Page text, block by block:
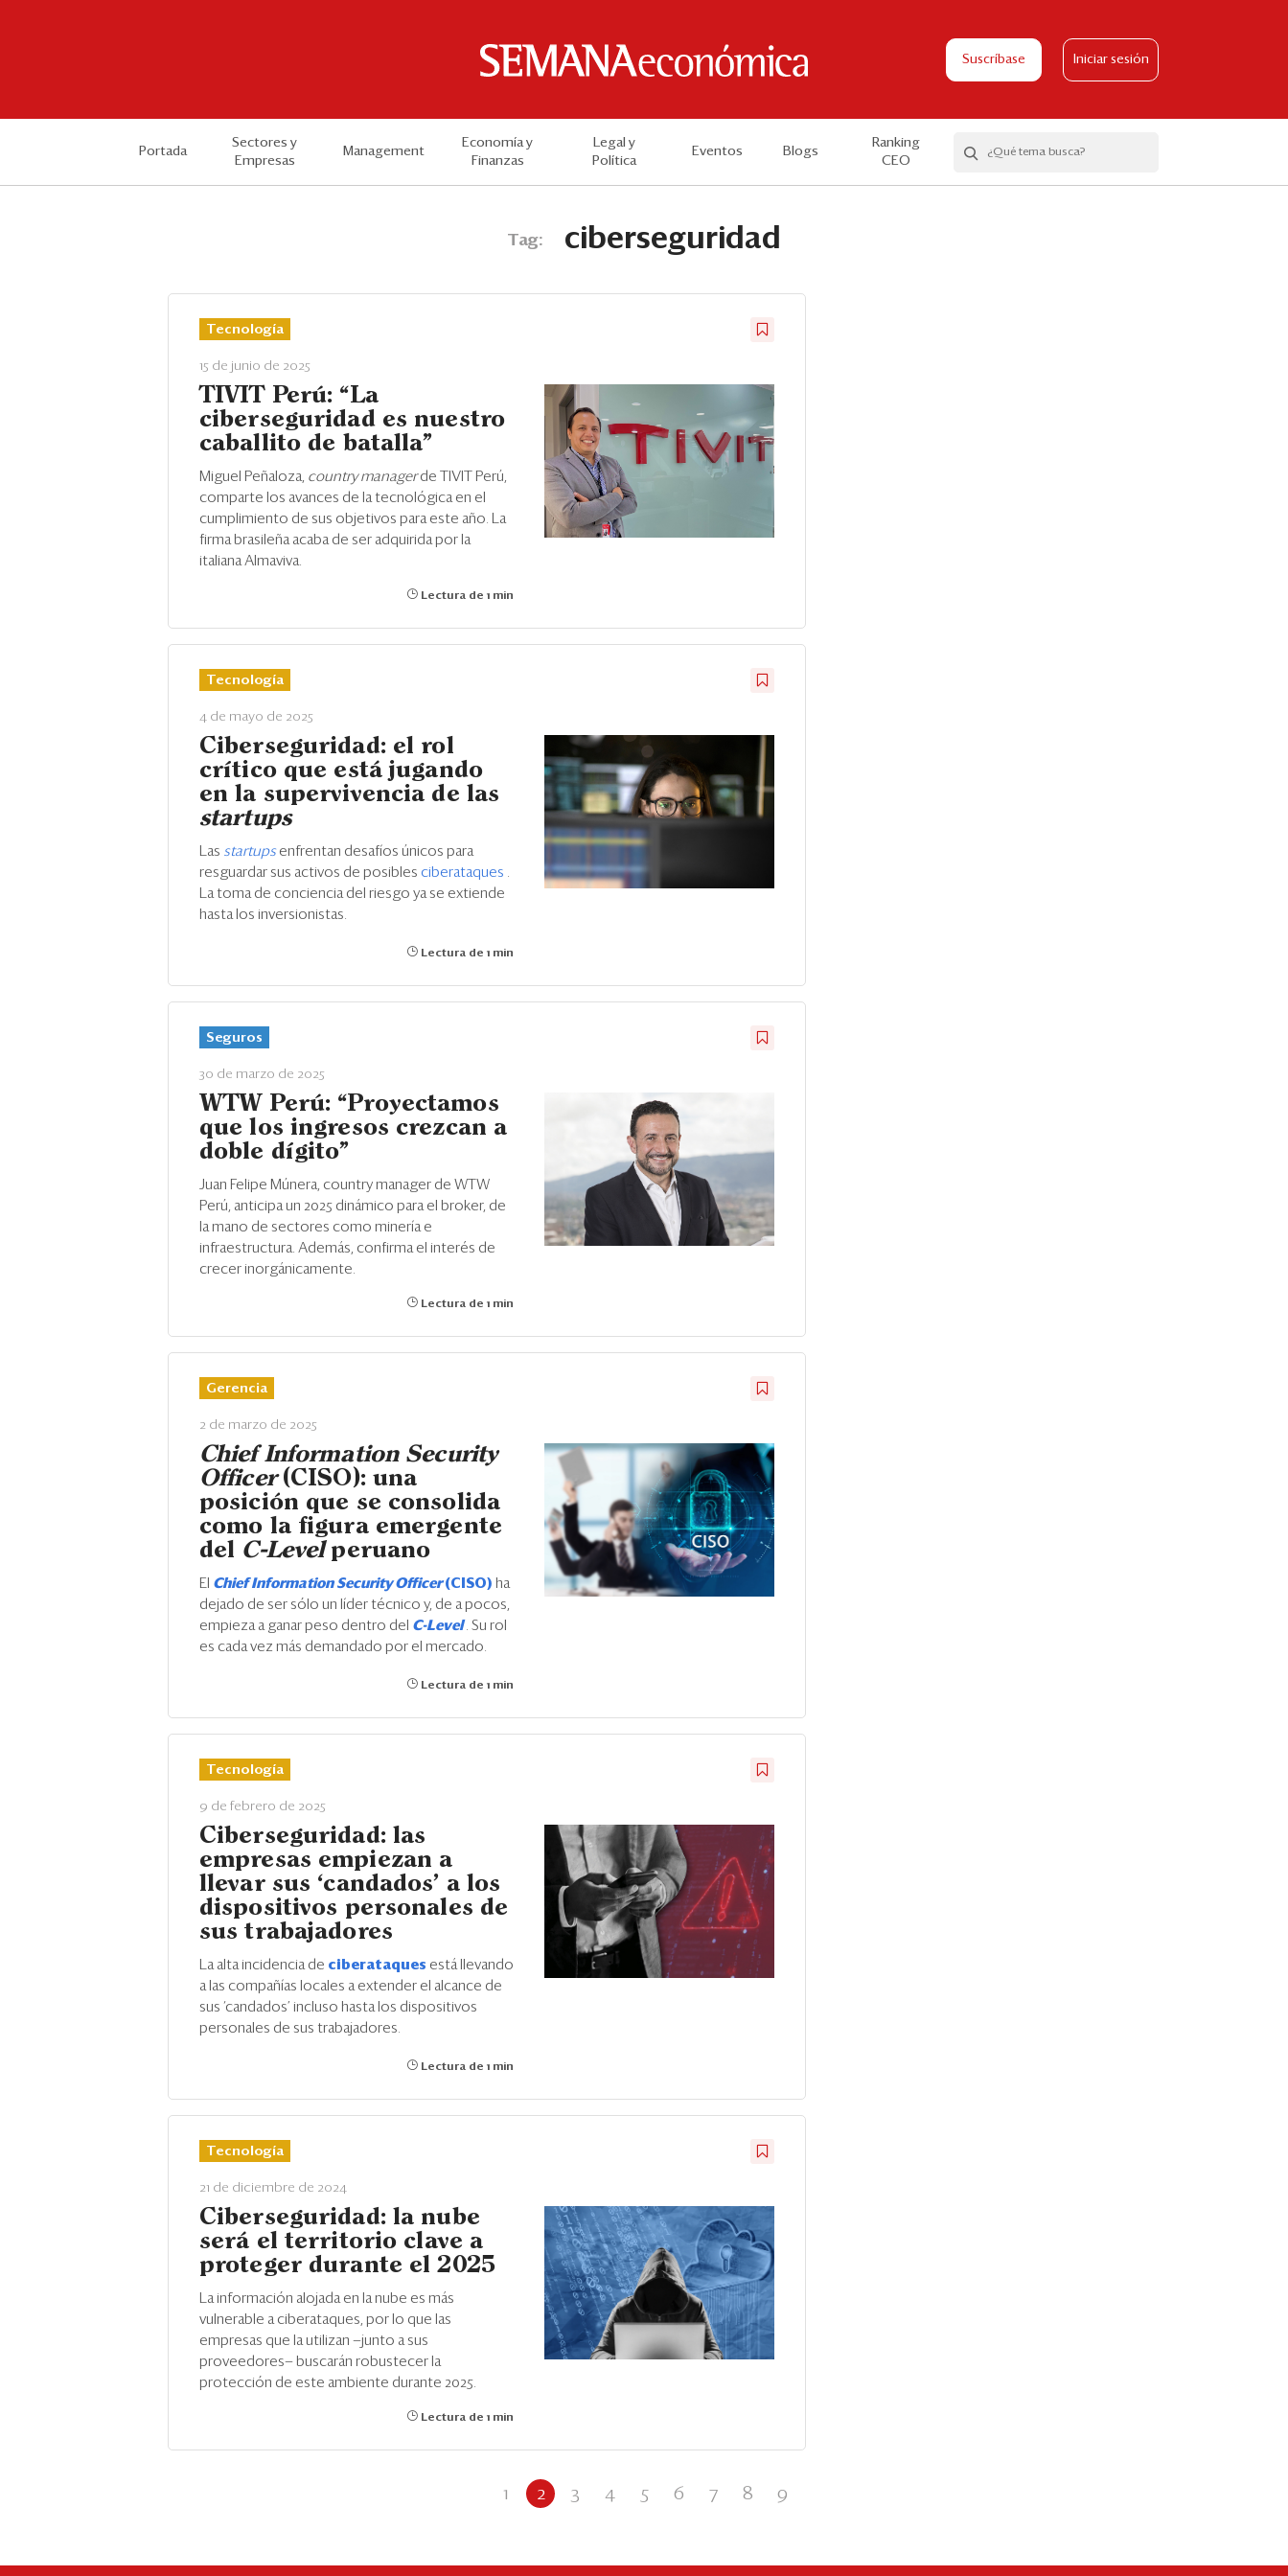
Suscríbase Iniciar sesión
Portada
Sectores y
Empresas
Management
Economía y
Finanzas
Legal y
Política
Eventos Blogs
Ranking
CEO
Tag: ciberseguridad
Tecnología
15 de junio de 2025
TIVIT Perú: “La
ciberseguridad es nuestro
caballito de batalla”
Miguel Peñaloza, country managerde TIVIT Perú,
comparte los avances de la tecnológica en el
cumplimiento de sus objetivos para este año. La
firma brasileña acaba de ser adquirida por la
italiana Almaviva.
Lectura de 1 min
Tecnología
4 de mayo de 2025
Ciberseguridad: el rol
crítico que está jugando
en la supervivencia de las
startups
Las startups enfrentan desafíos únicos para
resguardar sus activos de posibles ciberataques .
La toma de conciencia del riesgo ya se extiende
hasta los inversionistas.
Lectura de 1 min
Seguros
30 de marzo de 2025
WTW Perú: “Proyectamos
que los ingresos crezcan a
doble dígito”
Juan Felipe Múnera, country manager de WTW
Perú, anticipa un 2025 dinámico para el broker, de
la mano de sectores como minería e
infraestructura. Además, confirma el interés de
crecer inorgánicamente.
Lectura de 1 min
Gerencia
2 de marzo de 2025
Chief Information Security
Officer(CISO): una
posición que se consolida
como la figura emergente
del C-Levelperuano
El Chief Information Security Officer(CISO) ha
dejado de ser sólo un líder técnico y, de a pocos,
empieza a ganar peso dentro del C-Level. Su rol
es cada vez más demandado por el mercado.
Lectura de 1 min
Tecnología
9 de febrero de 2025
Ciberseguridad: las
empresas empiezan a
llevar sus ‘candados’ a los
dispositivos personales de
sus trabajadores
La alta incidencia de ciberataques está llevando
a las compañías locales a extender el alcance de
sus ‘candados’ incluso hasta los dispositivos
personales de sus trabajadores.
Lectura de 1 min
Tecnología
21 de diciembre de 2024
Ciberseguridad: la nube
será el territorio clave a
proteger durante el 2025
La información alojada en la nube es más
vulnerable a ciberataques, por lo que las
empresas que la utilizan —junto a sus
proveedores— buscarán robustecer la
protección de este ambiente durante 2025.
Lectura de 1 min
1 2 3 4 5 6 7 8 9